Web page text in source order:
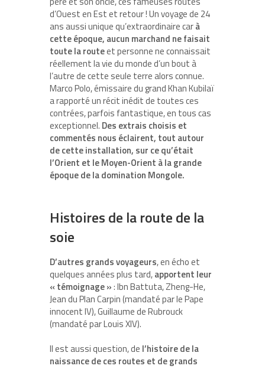
d’Ouest en Est et retour ! Un voyage de 24
ans aussi unique qu’extraordinaire carà
cette époque, aucun marchand ne faisait
toute la routeet personne ne connaissait
réellement la vie du monde d’un bout à
l’autre de cette seule terre alors connue.
Marco Polo, émissaire du grand Khan Kubilaï
a rapporté un récit inédit de toutes ces
contrées, parfois fantastique, en tous cas
exceptionnel. Des extrais choisis et
commentés nous éclairent, tout autour
de cette installation, sur ce qu’était
l’Orient et le Moyen-Orient à la grande
époque de la domination Mongole.
Histoires de la route de la
soie
D’autres grands voyageurs, en écho et
quelques années plus tard,apportent leur
« témoignage »: Ibn Battuta, Zheng-He,
Jean du Plan Carpin (mandaté par le Pape
innocent IV), Guillaume de Rubrouck
(mandaté par Louis XIV).
Il est aussi question, de l’histoire de la
naissance de ces routes et de grands